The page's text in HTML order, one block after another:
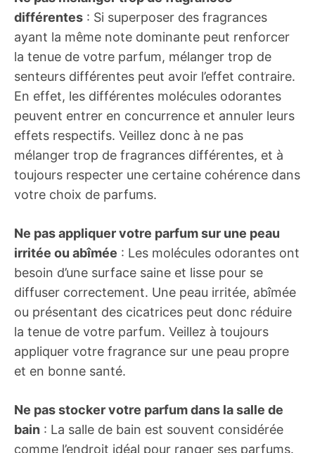
différentes : Si superposer des fragrances
ayant la même note dominante peut renforcer
la tenue de votre parfum, mélanger trop de
senteurs différentes peut avoir l’effet contraire.
En effet, les différentes molécules odorantes
peuvent entrer en concurrence et annuler leurs
effets respectifs. Veillez donc à ne pas
mélanger trop de fragrances différentes, et à
toujours respecter une certaine cohérence dans
votre choix de parfums.
Ne pas appliquer votre parfum sur une peau
irritée ou abîmée : Les molécules odorantes ont
besoin d’une surface saine et lisse pour se
diffuser correctement. Une peau irritée, abîmée
ou présentant des cicatrices peut donc réduire
la tenue de votre parfum. Veillez à toujours
appliquer votre fragrance sur une peau propre
et en bonne santé.
Ne pas stocker votre parfum dans la salle de
bain : La salle de bain est souvent considérée
comme l’endroit idéal pour ranger ses parfums.